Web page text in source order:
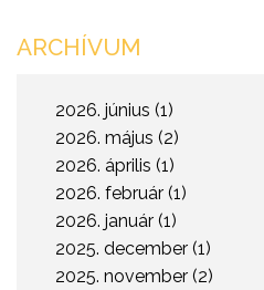
ARCHÍVUM
2026. június (1)
2026. május (2)
2026. április (1)
2026. február (1)
2026. január (1)
2025. december (1)
2025. november (2)